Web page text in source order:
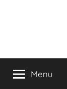
Menu